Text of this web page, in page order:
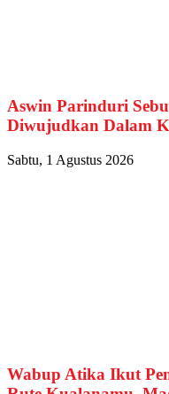
Aswin Parinduri
Diwujudkan Dalam
Sabtu, 1 Agustus 2026
Wabup Atika Ikut